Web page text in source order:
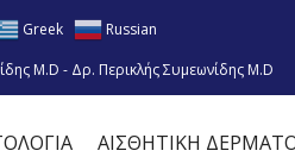
Greek
Russian
M.D - Δρ. Περικλής Συμεωνίδης M.D
ΑΙΣΘΗΤΙΚΗ